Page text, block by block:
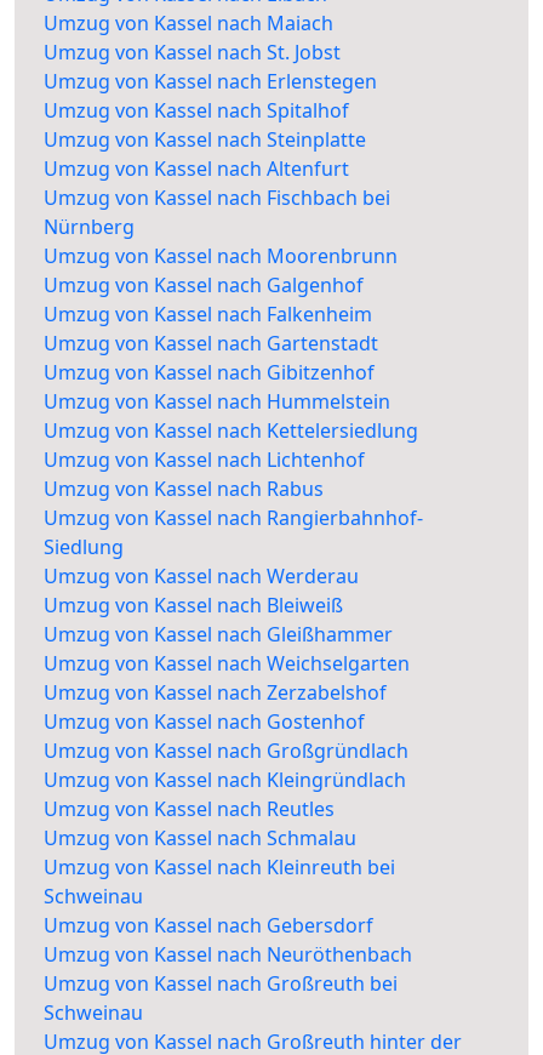
Umzug von Kassel nach Maiach
Umzug von Kassel nach St. Jobst
Umzug von Kassel nach Erlenstegen
Umzug von Kassel nach Spitalhof
Umzug von Kassel nach Steinplatte
Umzug von Kassel nach Altenfurt
Umzug von Kassel nach Fischbach bei
Nürnberg
Umzug von Kassel nach Moorenbrunn
Umzug von Kassel nach Galgenhof
Umzug von Kassel nach Falkenheim
Umzug von Kassel nach Gartenstadt
Umzug von Kassel nach Gibitzenhof
Umzug von Kassel nach Hummelstein
Umzug von Kassel nach Kettelersiedlung
Umzug von Kassel nach Lichtenhof
Umzug von Kassel nach Rabus
Umzug von Kassel nach Rangierbahnhof-
Siedlung
Umzug von Kassel nach Werderau
Umzug von Kassel nach Bleiweiß
Umzug von Kassel nach Gleißhammer
Umzug von Kassel nach Weichselgarten
Umzug von Kassel nach Zerzabelshof
Umzug von Kassel nach Gostenhof
Umzug von Kassel nach Großgründlach
Umzug von Kassel nach Kleingründlach
Umzug von Kassel nach Reutles
Umzug von Kassel nach Schmalau
Umzug von Kassel nach Kleinreuth bei
Schweinau
Umzug von Kassel nach Gebersdorf
Umzug von Kassel nach Neuröthenbach
Umzug von Kassel nach Großreuth bei
Schweinau
Umzug von Kassel nach Großreuth hinter der